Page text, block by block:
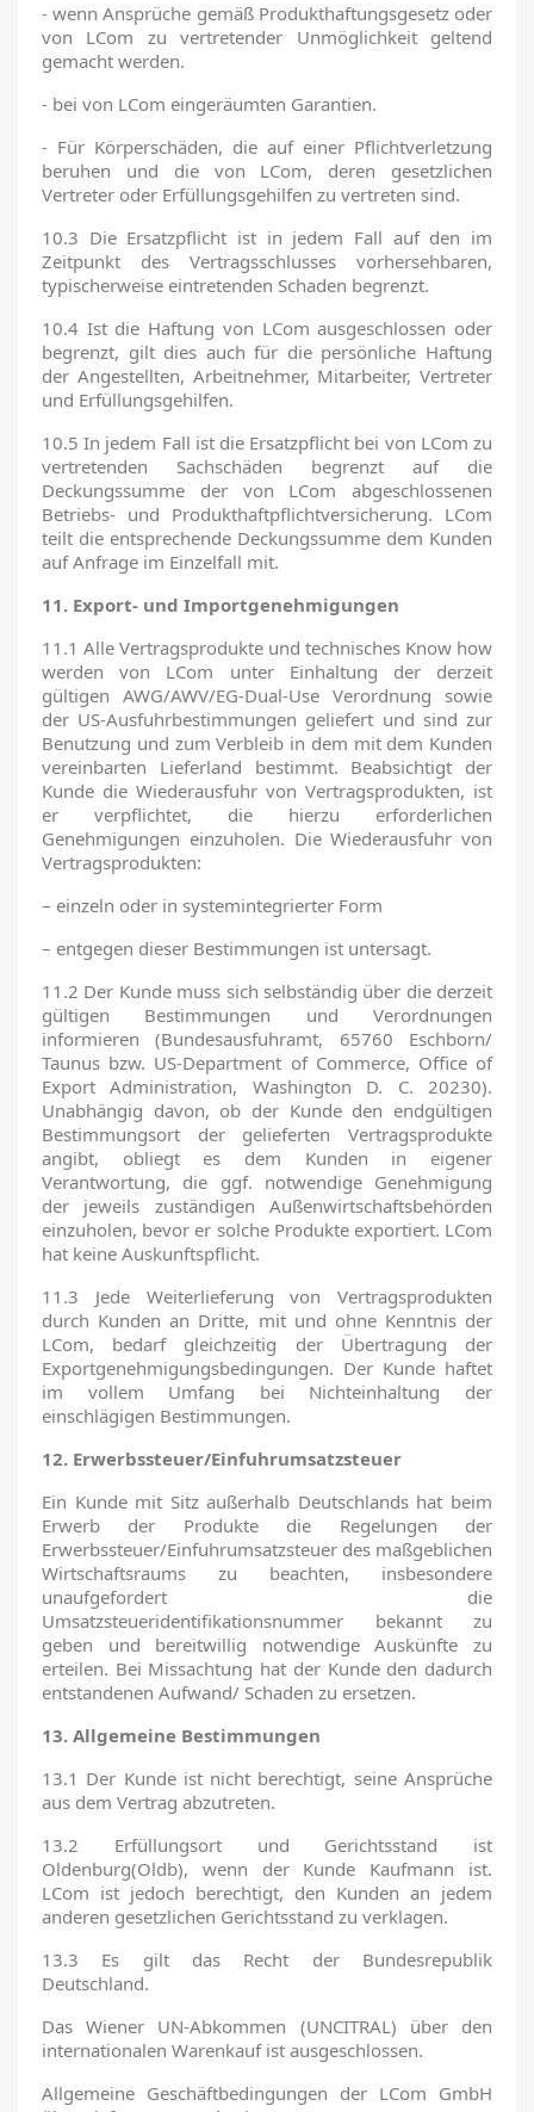
- wenn Ansprüche gemäß Produkthaftungsgesetz oder
von LCom zu vertretender Unmöglichkeit geltend
gemacht werden.
- bei von LCom eingeräumten Garantien.
- Für Körperschäden, die auf einer Pflichtverletzung
beruhen und die von LCom, deren gesetzlichen
Vertreter oder Erfüllungsgehilfen zu vertreten sind.
10.3 Die Ersatzpflicht ist in jedem Fall auf den im
Zeitpunkt des Vertragsschlusses vorhersehbaren,
typischerweise eintretenden Schaden begrenzt.
10.4 Ist die Haftung von LCom ausgeschlossen oder
begrenzt, gilt dies auch für die persönliche Haftung
der Angestellten, Arbeitnehmer, Mitarbeiter, Vertreter
und Erfüllungsgehilfen.
10.5 In jedem Fall ist die Ersatzpflicht bei von LCom zu
vertretenden Sachschäden begrenzt auf die
Deckungssumme der von LCom abgeschlossenen
Betriebs- und Produkthaftpflichtversicherung. LCom
teilt die entsprechende Deckungssumme dem Kunden
auf Anfrage im Einzelfall mit.
11. Export- und Importgenehmigungen
11.1 Alle Vertragsprodukte und technisches Know how
werden von LCom unter Einhaltung der derzeit
gültigen AWG/AWV/EG-Dual-Use Verordnung sowie
der US-Ausfuhrbestimmungen geliefert und sind zur
Benutzung und zum Verbleib in dem mit dem Kunden
vereinbarten Lieferland bestimmt. Beabsichtigt der
Kunde die Wiederausfuhr von Vertragsprodukten, ist
er verpflichtet, die hierzu erforderlichen
Genehmigungen einzuholen. Die Wiederausfuhr von
Vertragsprodukten:
– einzeln oder in systemintegrierter Form
– entgegen dieser Bestimmungen ist untersagt.
11.2 Der Kunde muss sich selbständig über die derzeit
gültigen Bestimmungen und Verordnungen
informieren (Bundesausfuhramt, 65760 Eschborn/
Taunus bzw. US-Department of Commerce, Office of
Export Administration, Washington D. C. 20230).
Unabhängig davon, ob der Kunde den endgültigen
Bestimmungsort der gelieferten Vertragsprodukte
angibt, obliegt es dem Kunden in eigener
Verantwortung, die ggf. notwendige Genehmigung
der jeweils zuständigen Außenwirtschaftsbehörden
einzuholen, bevor er solche Produkte exportiert. LCom
hat keine Auskunftspflicht.
11.3 Jede Weiterlieferung von Vertragsprodukten
durch Kunden an Dritte, mit und ohne Kenntnis der
LCom, bedarf gleichzeitig der Übertragung der
Exportgenehmigungsbedingungen. Der Kunde haftet
im vollem Umfang bei Nichteinhaltung der
einschlägigen Bestimmungen.
12. Erwerbssteuer/Einfuhrumsatzsteuer
Ein Kunde mit Sitz außerhalb Deutschlands hat beim
Erwerb der Produkte die Regelungen der
Erwerbssteuer/Einfuhrumsatzsteuer des maßgeblichen
Wirtschaftsraums zu beachten, insbesondere
unaufgefordert die
Umsatzsteueridentifikationsnummer bekannt zu
geben und bereitwillig notwendige Auskünfte zu
erteilen. Bei Missachtung hat der Kunde den dadurch
entstandenen Aufwand/ Schaden zu ersetzen.
13. Allgemeine Bestimmungen
13.1 Der Kunde ist nicht berechtigt, seine Ansprüche
aus dem Vertrag abzutreten.
13.2 Erfüllungsort und Gerichtsstand ist
Oldenburg(Oldb), wenn der Kunde Kaufmann ist.
LCom ist jedoch berechtigt, den Kunden an jedem
anderen gesetzlichen Gerichtsstand zu verklagen.
13.3 Es gilt das Recht der Bundesrepublik
Deutschland.
Das Wiener UN-Abkommen (UNCITRAL) über den
internationalen Warenkauf ist ausgeschlossen.
Allgemeine Geschäftbedingungen der LCom GmbH